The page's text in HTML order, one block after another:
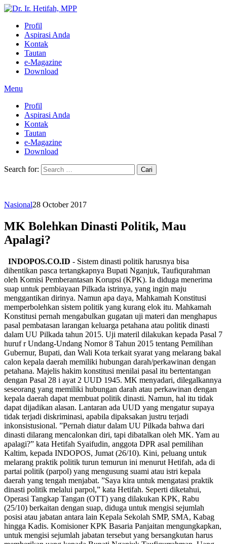
Profil
Aspirasi Anda
Kontak
Tautan
e-Magazine
Download
Menu
Profil
Aspirasi Anda
Kontak
Tautan
e-Magazine
Download
Search for:
Nasional28 October 2017
MK Bolehkan Dinasti Politik, Mau
Apalagi?
INDOPOS.CO.ID - Sistem dinasti politik harusnya bisa
dihentikan pasca tertangkapnya Bupati Nganjuk, Taufiqurahman
oleh Komisi Pemberantasan Korupsi (KPK). Ia diduga menerima
suap untuk pembiayaan Pilkada istrinya, yang ingin maju
menggantikan dirinya. Namun apa daya, Mahkamah Konstitusi
memperbolehkan sistem politik yang kurang elok itu. Mahkamah
Konstitusi pernah mengabulkan gugatan uji materi dan menghapus
pasal pembatasan larangan keluarga petahana atau politik dinasti
dalam UU Pilkada tahun 2015. Uji materil dilakukan kepada Pasal 7
huruf r Undang-Undang Nomor 8 Tahun 2015 tentang Pemilihan
Gubernur, Bupati, dan Wali Kota terkait syarat yang melarang bakal
calon kepala daerah memiliki hubungan darah/perkawinan dengan
petahana. Majelis hakim konstitusi menilai pasal itu bertentangan
dengan Pasal 28 i ayat 2 UUD 1945. MK menyadari, dilegalkannya
seseorang yang memiliki hubungan darah atau perkawinan dengan
kepala daerah dapat membuat politik dinasti. Namun, hal itu tidak
dapat dijadikan alasan. Lantaran ada UUD yang mengatur supaya
tidak terjadi diskriminasi, apabila dipaksakan justru terjadi
inkonsistusional. ”Pernah diatur dalam UU Pilkada bahwa dari
dinasti dilarang mencalonkan diri, tapi dibatalkan oleh MK. Yam au
apalagi?” kata Hetifah Syaifudin, anggota DPR asal pemilihan
Kaltim, kepada INDOPOS, Jumat (26/10). Kini, peluang untuk
melarang praktik politik turun temurun ini menurut Hetifah, ada di
partai politik (parpol) yang mengusung suami atau istri kepala
daerah yang tengah menjabat. ”Saya kira untuk mengatasi praktik
dinasti politik melalui parpol,” kata Hetifah. Seperti diketahui,
Operasi Tangkap Tangan (OTT) yang dilakukan KPK, Rabu
(25/10) berkaitan dengan suap, diduga untuk mengisi sejumlah
posisi atau jabatan antara lain Kepala Sekolah SMP, SMA, Kabag
hingga Kadis. Komisioner KPK Basaria Panjaitan mengungkapkan,
untuk mengisi sejumlah jabatan tersebut yang bersangkutan harus